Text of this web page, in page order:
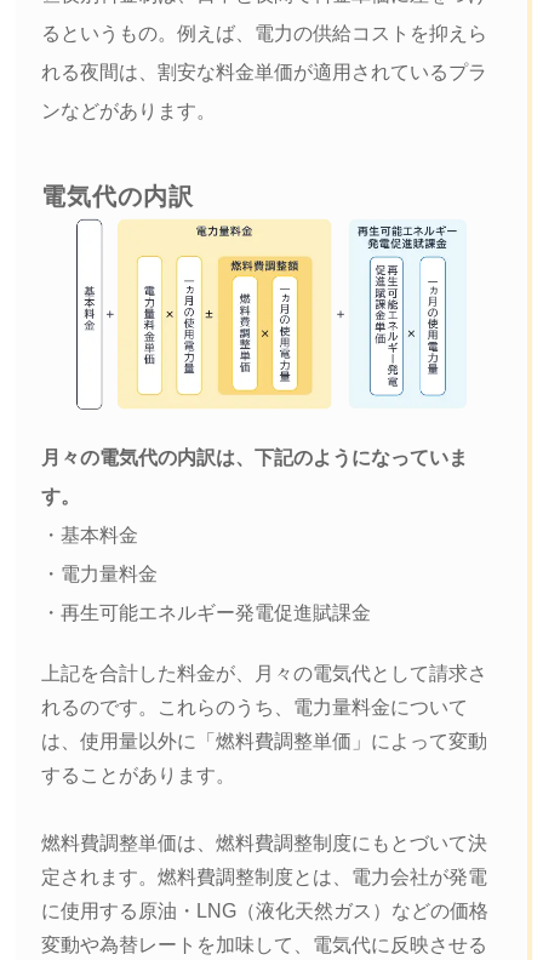
るというもの。例えば、電力の供給コストを抑えら
れる夜間は、割安な料金単価が適用されているプラ
ンなどがあります。
電気代の内訳
月々の電気代の内訳は、下記のようになっていま
す。
・基本料金
・電力量料金
・再生可能エネルギー発電促進賦課金
上記を合計した料金が、月々の電気代として請求さ
れるのです。これらのうち、電力量料金について
は、使用量以外に「燃料費調整単価」によって変動
することがあります。
燃料費調整単価は、燃料費調整制度にもとづいて決
定されます。燃料費調整制度とは、電力会社が発電
に使用する原油・LNG（液化天然ガス）などの価格
変動や為替レートを加味して、電気代に反映させる